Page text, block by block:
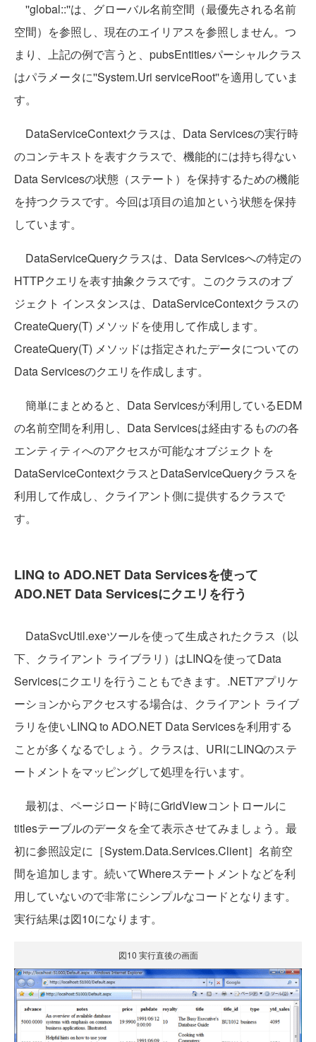
''global::''は、グローバル名前空間（最優先される名前
空間）を参照し、現在のエイリアスを参照しません。つ
まり、上記の例で言うと、pubsEntitiesパーシャルクラス
はパラメータに''System.Uri serviceRoot''を適用していま
す。
DataServiceContextクラスは、Data Servicesの実行時
のコンテキストを表すクラスで、機能的には持ち得ない
Data Servicesの状態（ステート）を保持するための機能
を持つクラスです。今回は項目の追加という状態を保持
しています。
DataServiceQueryクラスは、Data Servicesへの特定の
HTTPクエリを表す抽象クラスです。このクラスのオブ
ジェクト インスタンスは、DataServiceContextクラスの
CreateQuery(T) メソッドを使用して作成します。
CreateQuery(T) メソッドは指定されたデータについての
Data Servicesのクエリを作成します。
簡単にまとめると、Data Servicesが利用しているEDM
の名前空間を利用し、Data Servicesは経由するものの各
エンティティへのアクセスが可能なオブジェクトを
DataServiceContextクラスとDataServiceQueryクラスを
利用して作成し、クライアント側に提供するクラスで
す。
LINQ to ADO.NET Data Servicesを使って
ADO.NET Data Servicesにクエリを行う
DataSvcUtil.exeツールを使って生成されたクラス（以
下、クライアント ライブラリ）はLINQを使ってData
Servicesにクエリを行うこともできます。.NETアプリケ
ーションからアクセスする場合は、クライアント ライブ
ラリを使いLINQ to ADO.NET Data Servicesを利用する
ことが多くなるでしょう。クラスは、URIにLINQのステ
ートメントをマッピングして処理を行います。
最初は、ページロード時にGridViewコントロールに
titlesテーブルのデータを全て表示させてみましょう。最
初に参照設定に［System.Data.Services.Client］名前空
間を追加します。続いてWhereステートメントなどを利
用していないので非常にシンプルなコードとなります。
実行結果は図10になります。
図10 実行直後の画面